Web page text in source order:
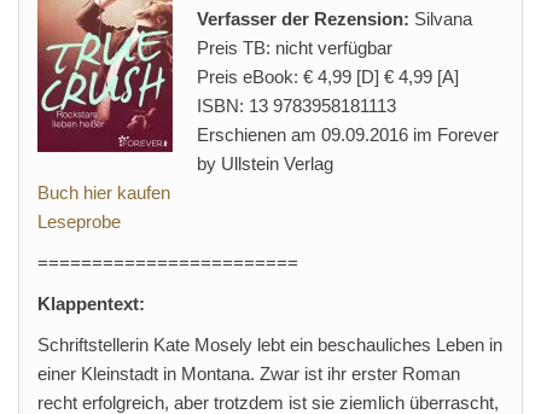
Verfasser der Rezension: Silvana
Preis TB: nicht verfügbar
Preis eBook: € 4,99 [D] € 4,99 [A]
ISBN: 13 9783958181113
Erschienen am 09.09.2016 im Forever
by Ullstein Verlag
Buch hier kaufen
Leseprobe
========================
Klappentext:
Schriftstellerin Kate Mosely lebt ein beschauliches Leben in
einer Kleinstadt in Montana. Zwar ist ihr erster Roman
recht erfolgreich, aber trotzdem ist sie ziemlich überrascht,